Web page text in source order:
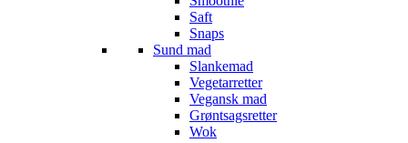
Saft
Snaps
Sund mad
Slankemad
Vegetarretter
Vegansk mad
Grøntsagsretter
Wok